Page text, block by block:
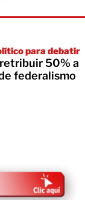
para debatir
50% a
federalismo